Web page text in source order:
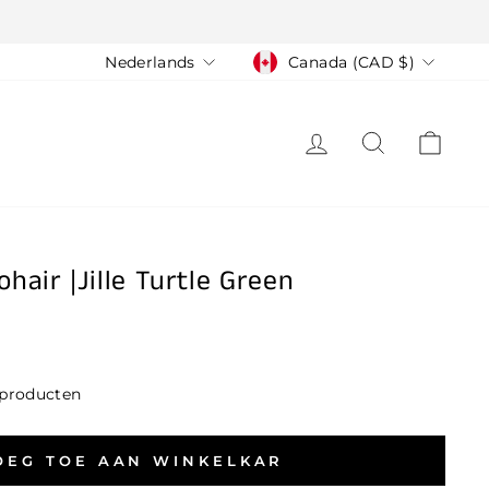
Taal
Nederlands ValutaCanada (CAD $)
LOG IN ZOEK
|Jille Turtle Green
TOE AAN WINKELKAR